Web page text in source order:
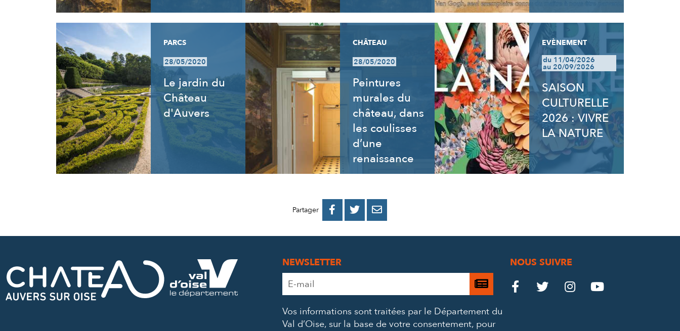
PARCS
28/05/2020
Le jardin du
Château
d'Auvers
CHÂTEAU
28/05/2020
Peintures
murales du
château, dans
les coulisses
d’une
renaissance
EVÈNEMENT
du 11/04/2026
au 20/09/2026
SAISON
CULTURELLE
2026 : VIVRE
LA NATURE
Partager 
PARTAGER
PARTAGER
PARTAGER
NEWSLETTER
Adresse
e-
*
Je
m’abonne
à
Vos informations sont traitées par le Département du
Val d’Oise, sur la base de votre consentement, pour
NOUS SUIVRE
Le

Le

Le

Le
